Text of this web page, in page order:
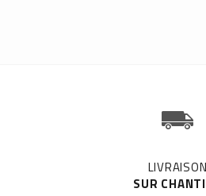
LIVRAISON
SUR